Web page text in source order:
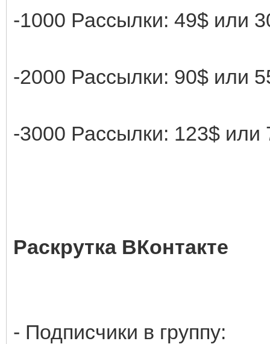
-1000 Рассылки: 49$ или
-2000 Рассылки: 90$ или
-3000 Рассылки: 123$ или
Раскрутка ВКонтакте
- Подписчики в группу: